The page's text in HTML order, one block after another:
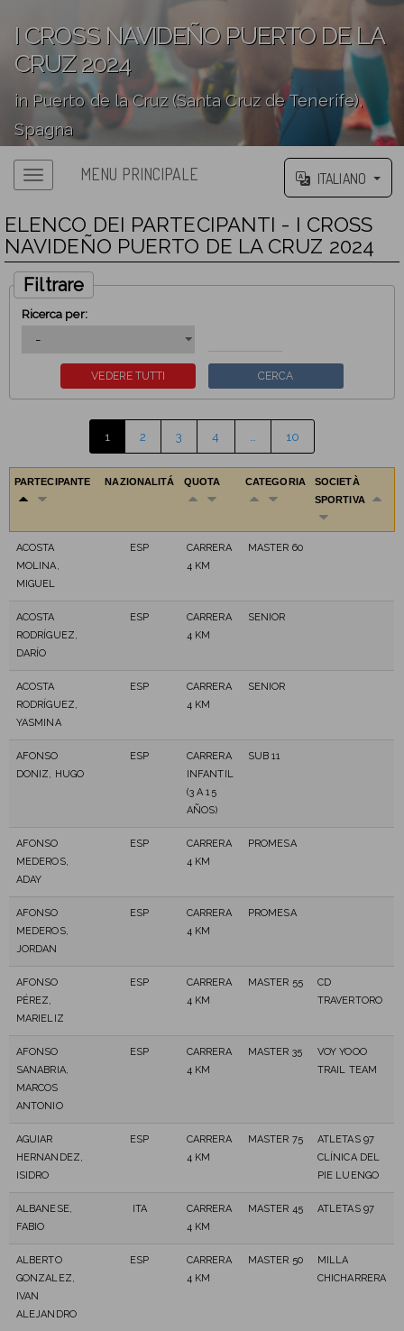
I CROSS NAVIDEÑO PUERTO DE LA
CRUZ 2024
in Puerto de la Cruz (Santa Cruz de Tenerife),
Spagna
MENU PRINCIPALE ITALIANO
ELENCO DEI PARTECIPANTI - I CROSS
NAVIDEÑO PUERTO DE LA CRUZ 2024
Filtrare
Ricerca per:
1 2 3 4 10
PARTECIPANTE NAZIONALITÁ QUOTA CATEGORIA
SOCIETÀ
SPORTIVA
ACOSTA
MOLINA,
MIGUEL
ESP
CARRERA
4 KM
MASTER 60
ACOSTA
RODRÍGUEZ,
DARÍO
ESP
CARRERA
4 KM
SENIOR
ACOSTA
RODRÍGUEZ,
YASMINA
ESP
CARRERA
4 KM
SENIOR
AFONSO
DONIZ, HUGO
ESP
CARRERA
INFANTIL
(3 A 15
AÑOS)
SUB 11
AFONSO
MEDEROS,
ADAY
ESP
CARRERA
4 KM
PROMESA
AFONSO
MEDEROS,
JORDAN
ESP
CARRERA
4 KM
PROMESA
AFONSO
PÉREZ,
MARIELIZ
ESP
CARRERA
4 KM
MASTER 55
CD
TRAVERTORO
AFONSO
SANABRIA,
MARCOS
ANTONIO
ESP
CARRERA
4 KM
MASTER 35
VOY YOOO
TRAIL TEAM
AGUIAR
HERNANDEZ,
ISIDRO
ESP
CARRERA
4 KM
MASTER 75
ATLETAS 97
CLÍNICA DEL
PIE LUENGO
ALBANESE,
FABIO
ITA
CARRERA
4 KM
MASTER 45 ATLETAS 97
ALBERTO
GONZALEZ,
IVAN
ALEJANDRO
ESP
CARRERA
4 KM
MASTER 50
MILLA
CHICHARRERA